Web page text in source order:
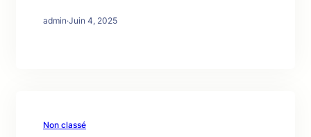
admin·Juin 4, 2025
Non classé